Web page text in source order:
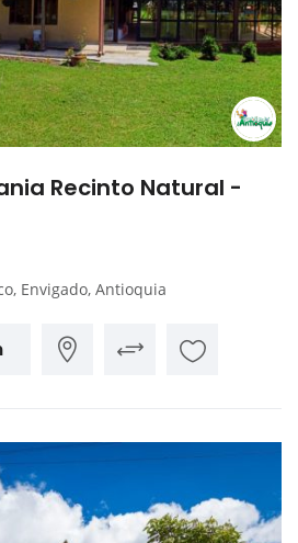
Recinto Natural -
Envigado, Antioquia